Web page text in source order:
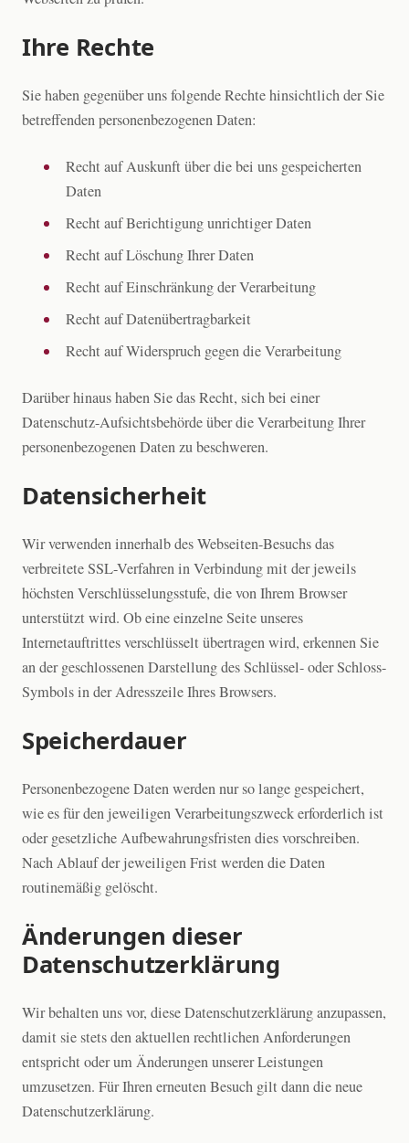
Ihre Rechte
Sie haben gegenüber uns folgende Rechte hinsichtlich der Sie
betreffenden personenbezogenen Daten:
Recht auf Auskunft über die bei uns gespeicherten
Daten
Recht auf Berichtigung unrichtiger Daten
Recht auf Löschung Ihrer Daten
Recht auf Einschränkung der Verarbeitung
Recht auf Datenübertragbarkeit
Recht auf Widerspruch gegen die Verarbeitung
Darüber hinaus haben Sie das Recht, sich bei einer
Datenschutz-Aufsichtsbehörde über die Verarbeitung Ihrer
personenbezogenen Daten zu beschweren.
Datensicherheit
Wir verwenden innerhalb des Webseiten-Besuchs das
verbreitete SSL-Verfahren in Verbindung mit der jeweils
höchsten Verschlüsselungsstufe, die von Ihrem Browser
unterstützt wird. Ob eine einzelne Seite unseres
Internetauftrittes verschlüsselt übertragen wird, erkennen Sie
an der geschlossenen Darstellung des Schlüssel- oder Schloss-
Symbols in der Adresszeile Ihres Browsers.
Speicherdauer
Personenbezogene Daten werden nur so lange gespeichert,
wie es für den jeweiligen Verarbeitungszweck erforderlich ist
oder gesetzliche Aufbewahrungsfristen dies vorschreiben.
Nach Ablauf der jeweiligen Frist werden die Daten
routinemäßig gelöscht.
Änderungen dieser
Datenschutzerklärung
Wir behalten uns vor, diese Datenschutzerklärung anzupassen,
damit sie stets den aktuellen rechtlichen Anforderungen
entspricht oder um Änderungen unserer Leistungen
umzusetzen. Für Ihren erneuten Besuch gilt dann die neue
Datenschutzerklärung.